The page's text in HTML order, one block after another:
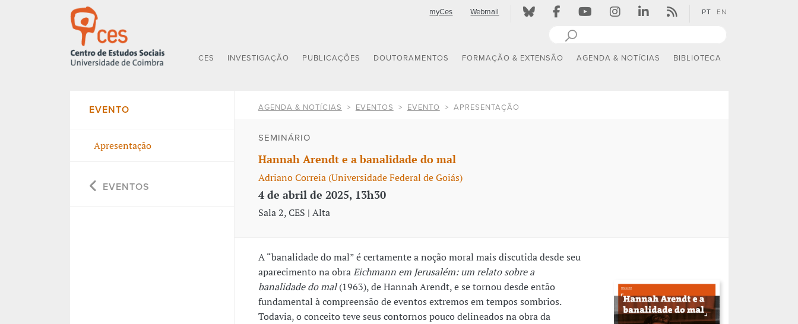
myCes Webmail PT EN
CES INVESTIGAÇÃO PUBLICAÇÕES DOUTORAMENTOS FORMAÇÃO & EXTENSÃO AGENDA & NOTÍCIAS BIBLIOTECA
EVENTO
Apresentação
EVENTOS
AGENDA & NOTÍCIAS EVENTOS EVENTO APRESENTAÇÃO
SEMINÁRIO
Hannah Arendt e a banalidade do mal
Adriano Correia (Universidade Federal de Goiás)
4 de abril de 2025, 13h30
Sala 2, CES | Alta
A “banalidade do mal” é certamente a noção moral mais discutida desde seu
aparecimento na obraEichmann em Jerusalém: um relato sobre a
banalidade do mal(1963), de Hannah Arendt, e se tornou desde então
fundamental à compreensão de eventos extremos em tempos sombrios.
Todavia, o conceito teve seus contornos pouco delineados na obra da